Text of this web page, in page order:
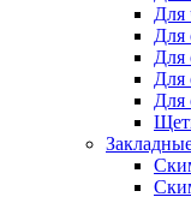
Для
Для
Для
Для
Для